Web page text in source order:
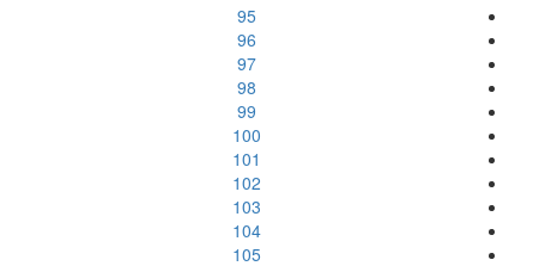
95
96
97
98
99
100
101
102
103
104
105